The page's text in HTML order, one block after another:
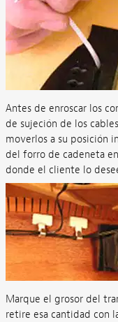
Antes de enroscar los
de sujeción de los
moverlos a su posición
del forro de cadeneta
donde el cliente lo
Marque el grosor del
retire esa cantidad con